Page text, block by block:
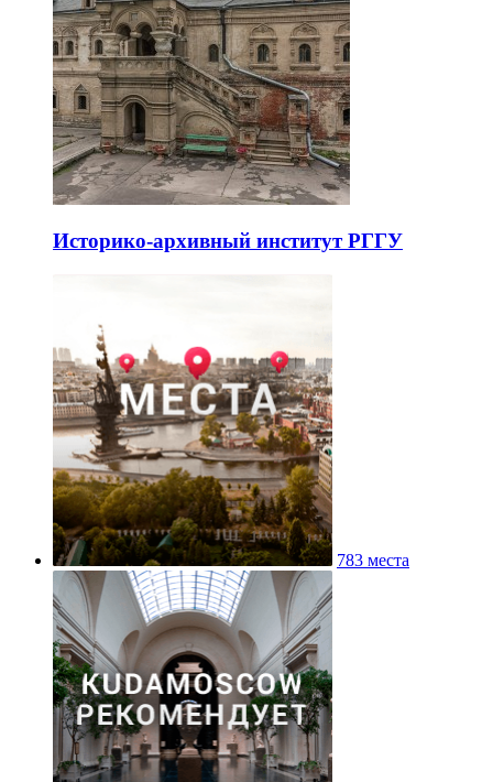
Историко-архивный институт РГГУ
783 места